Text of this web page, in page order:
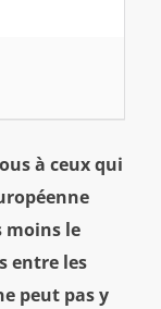
à ceux qui
moins le
entre les
peut pas y